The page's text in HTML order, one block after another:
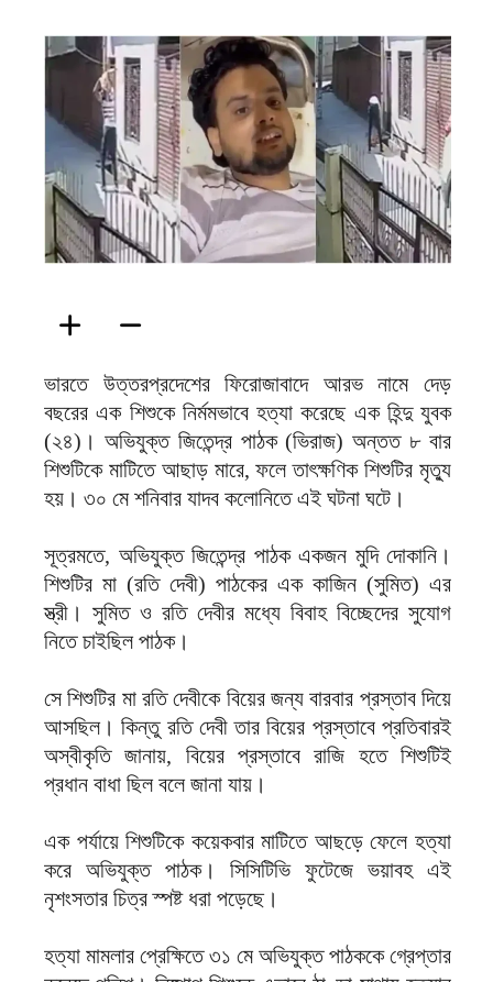
ভারতে উত্তরপ্রদেশের ফিরোজাবাদে আরভ নামে দেড়
বছরের এক শিশুকে নির্মমভাবে হত্যা করেছে এক হিন্দু যুবক
(২৪)। অভিযুক্ত জিতেন্দ্র পাঠক (ভিরাজ) অন্তত ৮ বার
শিশুটিকে মাটিতে আছাড় মারে, ফলে তাৎক্ষণিক শিশুটির মৃত্যু
হয়। ৩০ মে শনিবার যাদব কলোনিতে এই ঘটনা ঘটে।
সূত্রমতে, অভিযুক্ত জিতেন্দ্র পাঠক একজন মুদি দোকানি।
শিশুটির মা (রতি দেবী) পাঠকের এক কাজিন (সুমিত) এর
স্ত্রী। সুমিত ও রতি দেবীর মধ্যে বিবাহ বিচ্ছেদের সুযোগ
নিতে চাইছিল পাঠক।
সে শিশুটির মা রতি দেবীকে বিয়ের জন্য বারবার প্রস্তাব দিয়ে
আসছিল। কিন্তু রতি দেবী তার বিয়ের প্রস্তাবে প্রতিবারই
অস্বীকৃতি জানায়, বিয়ের প্রস্তাবে রাজি হতে শিশুটিই
প্রধান বাধা ছিল বলে জানা যায়।
এক পর্যায়ে শিশুটিকে কয়েকবার মাটিতে আছড়ে ফেলে হত্যা
করে অভিযুক্ত পাঠক। সিসিটিভি ফুটেজে ভয়াবহ এই
নৃশংসতার চিত্র স্পষ্ট ধরা পড়েছে।
হত্যা মামলার প্রেক্ষিতে ৩১ মে অভিযুক্ত পাঠককে গ্রেপ্তার